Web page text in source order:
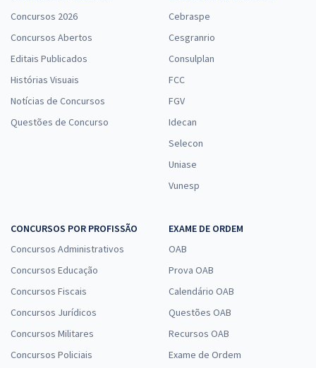
Concursos 2026
Concursos Abertos
Editais Publicados
Histórias Visuais
Notícias de Concursos
Questões de Concurso
Cebraspe
Cesgranrio
Consulplan
FCC
FGV
Idecan
Selecon
Uniase
Vunesp
CONCURSOS POR PROFISSÃO
Concursos Administrativos
Concursos Educação
Concursos Fiscais
Concursos Jurídicos
Concursos Militares
Concursos Policiais
EXAME DE ORDEM
OAB
Prova OAB
Calendário OAB
Questões OAB
Recursos OAB
Exame de Ordem